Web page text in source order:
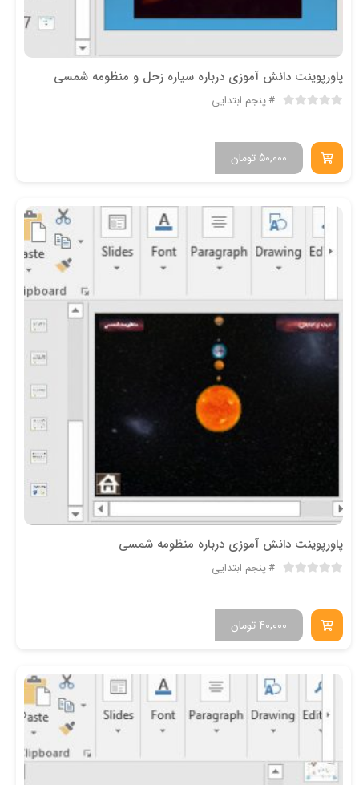
پاورپوینت دانش آموزی درباره سیاره زحل و منظومه شمسی
پنجم ابتدایی
تومان 50,000
پاورپوینت دانش آموزی درباره منظومه شمسی
پنجم ابتدایی
تومان40,000